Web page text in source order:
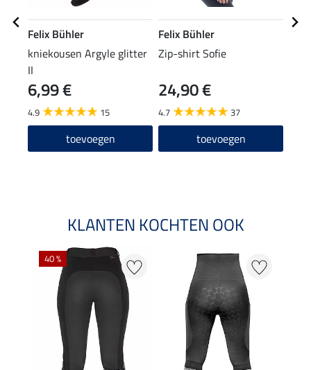
Felix Bühler
kniekousen Argyle glitter
II
6,99 €
4.9 15
toevoegen
Felix Bühler
Zip-shirt Sofie
24,90 €
4.7 37
toevoegen
KLANTEN KOCHTEN OOK
40 %